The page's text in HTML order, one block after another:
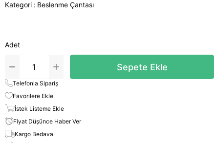
Kategori : Beslenme Çantası
Adet
Telefonla Sipariş
Favorilere Ekle
İstek Listeme Ekle
Fiyat Düşünce Haber Ver
Kargo Bedava